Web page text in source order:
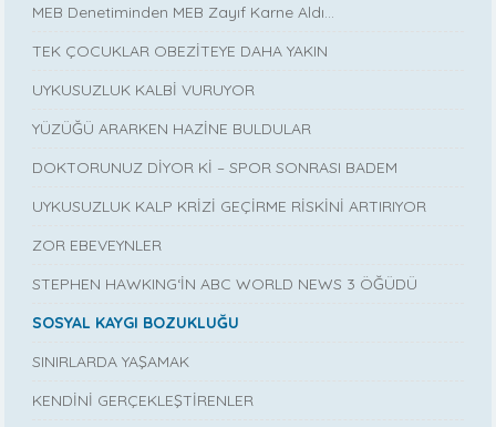
MEB Denetiminden MEB Zayıf Karne Aldı…
TEK ÇOCUKLAR OBEZİTEYE DAHA YAKIN
UYKUSUZLUK KALBİ VURUYOR
YÜZÜĞÜ ARARKEN HAZİNE BULDULAR
DOKTORUNUZ DİYOR Kİ – SPOR SONRASI BADEM
UYKUSUZLUK KALP KRİZİ GEÇİRME RİSKİNİ ARTIRIYOR
ZOR EBEVEYNLER
STEPHEN HAWKING‘İN ABC WORLD NEWS 3 ÖĞÜDÜ
SOSYAL KAYGI BOZUKLUĞU
SINIRLARDA YAŞAMAK
KENDİNİ GERÇEKLEŞTİRENLER